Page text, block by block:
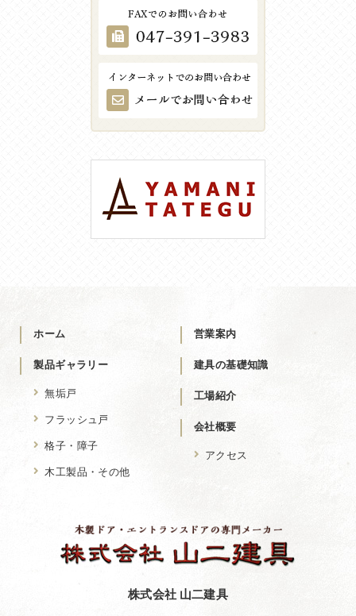
ホーム
製品ギャラリー
無垢戸
フラッシュ戸
格子・障子
木工製品・その他
営業案内
建具の基礎知識
工場紹介
会社概要
アクセス
株式会社 山二建具